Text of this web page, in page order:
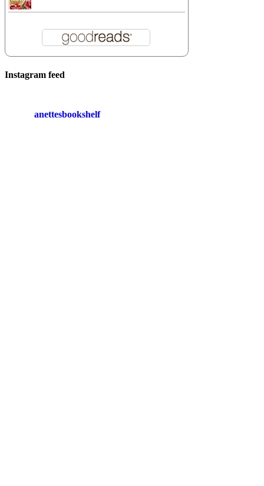
Instagram feed
anettesbookshelf